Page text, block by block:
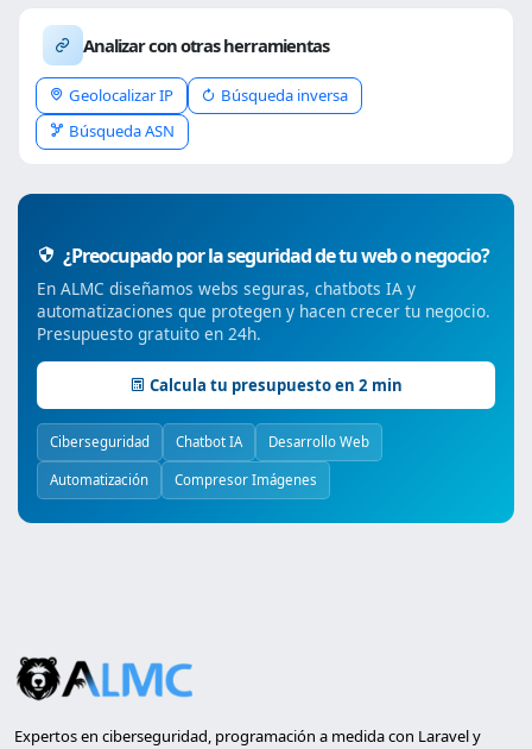
Analizar con otras herramientas
Geolocalizar IP
Búsqueda inversa
Búsqueda ASN
¿Preocupado por la seguridad de tu web o negocio?
En ALMC diseñamos webs seguras, chatbots IA y
automatizaciones que protegen y hacen crecer tu negocio.
Presupuesto gratuito en 24h.
Calcula tu presupuesto en 2 min
Ciberseguridad Chatbot IA Desarrollo Web
Automatización Compresor Imágenes
Expertos en ciberseguridad, programación a medida con Laravel y